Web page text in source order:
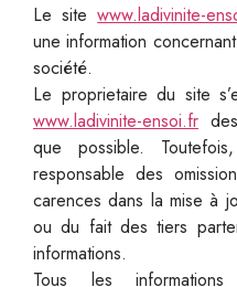
Le sitewww.ladivinite-
une information
société.
Le proprietaire du site
www.ladivinite-ensoi.fr
que possible.
responsable des
carences dans la mise à
ou du fait des tiers
informations.
Tous les